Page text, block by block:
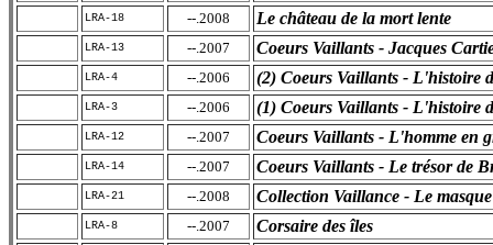
LRA-18 --.2008 Le château de la mort lente
LRA-13 --.2007 Coeurs Vaillants - Jacques
LRA-4 --.2006 (2) Coeurs Vaillants - L'histoire
LRA-3 --.2006 (1) Coeurs Vaillants - L'histoire
LRA-12 --.2007 Coeurs Vaillants - L'homme en
LRA-14 --.2007 Coeurs Vaillants - Le trésor de
LRA-21 --.2008 Collection Vaillance - Le
LRA-8 --.2007 Corsaire des îles